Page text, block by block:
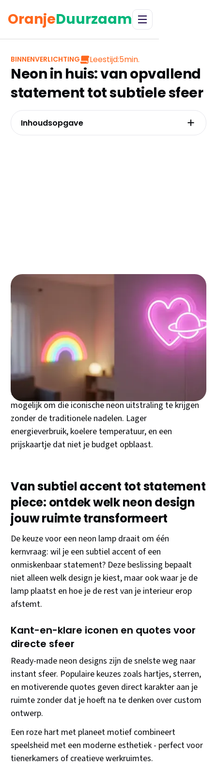
OranjeDuurzaam
BINNENVERLICHTING Leestijd:5min.
Neon in huis: van opvallend
statement tot subtiele sfeer
Een neon lamp brengt direct persoonlichheid in je
ruimte. Of je nu kiest voor een speelse regenboog in
de kinderkamer, een stoere gamecontroller in de
mancave, of een stijlvolle quote in de woonkamer -
neon verlichting transformeert elke hoek van je huis
van saai naar spectaculair.
De moderne LED neon technologie maakt het nu
mogelijk om die iconische neon uitstraling te krijgen
zonder de traditionele nadelen. Lager
energieverbruik, koelere temperatuur, en een
prijskaartje dat niet je budget opblaast.
Van subtiel accent tot statement
piece: ontdek welk neon design
jouw ruimte transformeert
De keuze voor een neon lamp draait om één
kernvraag: wil je een subtiel accent of een
onmiskenbaar statement? Deze beslissing bepaalt
niet alleen welk design je kiest, maar ook waar je de
lamp plaatst en hoe je de rest van je interieur erop
afstemt.
Kant-en-klare iconen en quotes voor
directe sfeer
Ready-made neon designs zijn de snelste weg naar
instant sfeer. Populaire keuzes zoals hartjes, sterren,
en motiverende quotes geven direct karakter aan je
ruimte zonder dat je hoeft na te denken over custom
ontwerp.
Een roze hart met planeet motief combineert
speelsheid met een moderne esthetiek - perfect voor
tienerkamers of creatieve werkruimtes.
Inhoudsopgave